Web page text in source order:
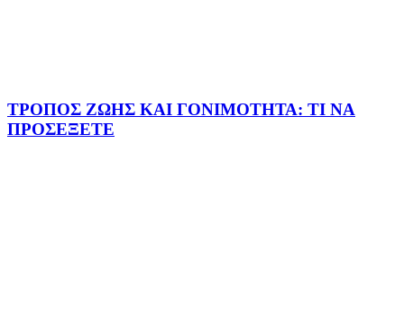
ΤΡΟΠΟΣ ΖΩΗΣ ΚΑΙ ΓΟΝΙΜΟΤΗΤΑ: ΤΙ ΝΑ
ΠΡΟΣΕΞΕΤΕ